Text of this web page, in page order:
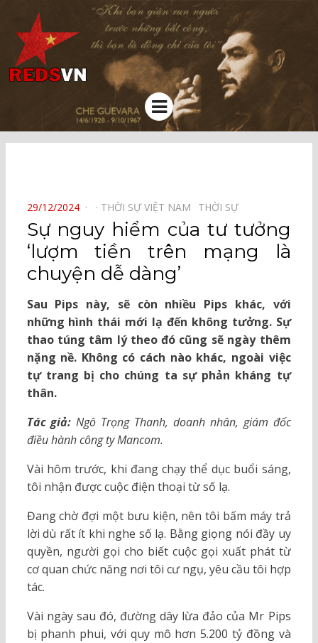
Kênh chia sẻ tri thức cộng đồng
Menu
POSTED
ON
29/12/2024 THỜI SỰ VIỆT NAM⠀ THỜI SỰ⠀
Sự nguy hiểm của tư tưởng
‘lượm tiền trên mạng là
chuyện dễ dàng’
Sau Pips này, sẽ còn nhiều Pips khác, với
những hình thái mới lạ đến không tưởng. Sự
thao túng tâm lý theo đó cũng sẽ ngày thêm
nặng nề. Không có cách nào khác, ngoài việc
tự trang bị cho chúng ta sự phản kháng tự
thân.
Tác giả: Ngô Trọng Thanh, doanh nhân, giám đốc
điều hành công ty Mancom.
Vài hôm trước, khi đang chạy thể dục buổi sáng,
tôi nhận được cuộc điện thoại từ số lạ.
Đang chờ đợi một bưu kiện, nên tôi bấm máy trả
lời dù rất ít khi nghe số lạ. Bằng giọng nói đầy uy
quyền, người gọi cho biết cuộc gọi xuất phát từ
cơ quan chức năng nơi tôi cư ngụ, yêu cầu tôi hợp
tác.
Vài ngày sau đó, đường dây lừa đảo của Mr Pips
bị phanh phui, với quy mô hơn 5.200 tỷ đồng và